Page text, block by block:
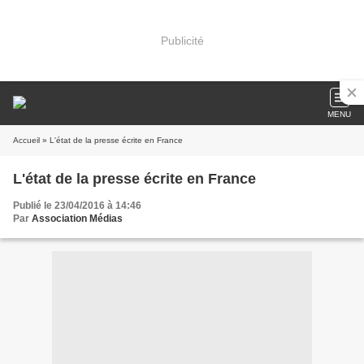
Publicité
MENU
Accueil » L'état de la presse écrite en France
L'état de la presse écrite en France
Publié le 23/04/2016 à 14:46
Par Association Médias